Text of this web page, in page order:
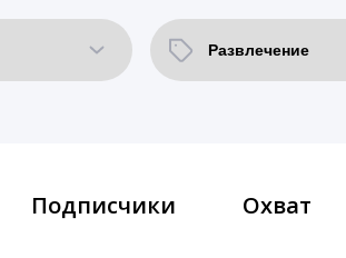
Подписчики Охват